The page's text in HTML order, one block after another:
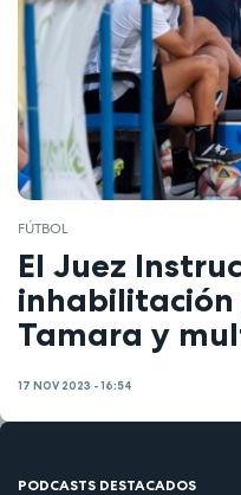
FÚTBOL
El Juez
inhabilitación
Tamara y
17 NOV 2023 - 16:54
PODCASTS DESTACADOS